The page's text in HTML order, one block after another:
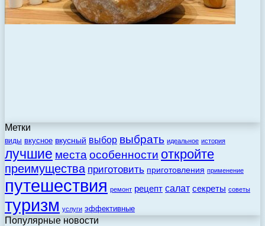
Метки
виды вкусное вкусный выбор выбрать идеальное история
лучшие места особенности откройте
преимущества приготовить приготовления применение
путешествия ремонт рецепт салат секреты советы
туризм услуги эффективные
Популярные новости